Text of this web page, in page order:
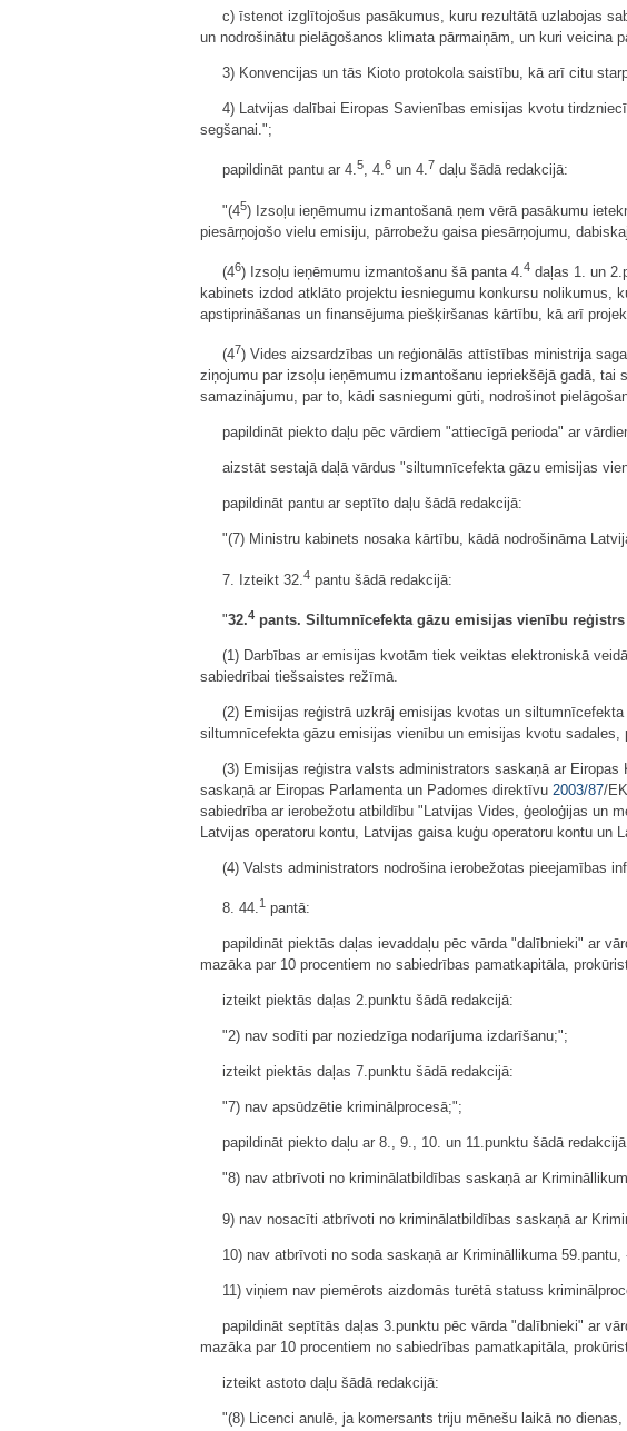
c) īstenot izglītojošus pasākumus, kuru rezultātā uzlabojas
un nodrošinātu pielāgošanos klimata pārmaiņām, un kuri
3) Konvencijas un tās Kioto protokola saistību, kā arī citu
4) Latvijas dalībai Eiropas Savienības emisijas kvotu
segšanai.";
papildināt pantu ar 4.5, 4.6 un 4.7 daļu šādā redakcijā:
"(45) Izsoļu ieņēmumu izmantošanā ņem vērā pasākumu
piesārņojošo vielu emisiju, pārrobežu gaisa piesārņojumu,
(46) Izsoļu ieņēmumu izmantošanu šā panta 4.4 daļas 1. un
kabinets izdod atklāto projektu iesniegumu konkursu nolikumus,
apstiprināšanas un finansējuma piešķiršanas kārtību, kā arī
(47) Vides aizsardzības un reģionālās attīstības ministrija
ziņojumu par izsoļu ieņēmumu izmantošanu iepriekšējā gadā,
samazinājumu, par to, kādi sasniegumi gūti, nodrošinot
papildināt piekto daļu pēc vārdiem "attiecīgā perioda" ar
aizstāt sestajā daļā vārdus "siltumnīcefekta gāzu emisijas
papildināt pantu ar septīto daļu šādā redakcijā:
"(7) Ministru kabinets nosaka kārtību, kādā nodrošināma
7. Izteikt 32. 4 pantu šādā redakcijā:
"32.4 pants. Siltumnīcefekta gāzu emisijas vienību reģistrs
(1) Darbības ar emisijas kvotām tiek veiktas elektroniskā
sabiedrībai tiešsaistes režīmā.
(2) Emisijas reģistrā uzkrāj emisijas kvotas un
siltumnīcefekta gāzu emisijas vienību un emisijas kvotu
(3) Emisijas reģistra valsts administrators saskaņā ar Eiropas
saskaņā ar Eiropas Parlamenta un Padomes direktīvu 2003/87/
sabiedrība ar ierobežotu atbildību "Latvijas Vides, ģeoloģijas un
Latvijas operatoru kontu, Latvijas gaisa kuģu operatoru kontu
(4) Valsts administrators nodrošina ierobežotas pieejamības
8. 44.1 pantā:
papildināt piektās daļas ievaddaļu pēc vārda "dalībnieki" ar
mazāka par 10 procentiem no sabiedrības pamatkapitāla,
izteikt piektās daļas 2.punktu šādā redakcijā:
"2) nav sodīti par noziedzīga nodarījuma izdarīšanu;";
izteikt piektās daļas 7.punktu šādā redakcijā:
"7) nav apsūdzētie kriminālprocesā;";
papildināt piekto daļu ar 8., 9., 10. un 11.punktu šādā
"8) nav atbrīvoti no kriminālatbildības saskaņā ar
9) nav nosacīti atbrīvoti no kriminālatbildības saskaņā ar
10) nav atbrīvoti no soda saskaņā ar Krimināllikuma
11) viņiem nav piemērots aizdomās turētā statuss
papildināt septītās daļas 3.punktu pēc vārda "dalībnieki" ar
mazāka par 10 procentiem no sabiedrības pamatkapitāla,
izteikt astoto daļu šādā redakcijā:
"(8) Licenci anulē, ja komersants triju mēnešu laikā no